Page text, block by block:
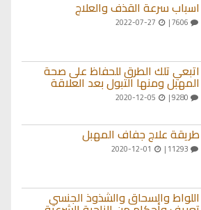
اسباب سرعة القذف والعلاج
اتبعي تلك الطرق للحفاظ على صحة
المهبل ومنها التبول بعد العلاقة
طريقة علاج جفاف المهبل
اللواط والسحاق والشذوذ الجنسي